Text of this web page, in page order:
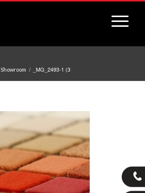
Showroom / _MG_2493-1 (3